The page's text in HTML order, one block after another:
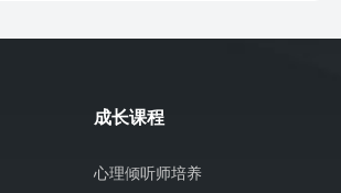
成长课程
心理倾听师培养